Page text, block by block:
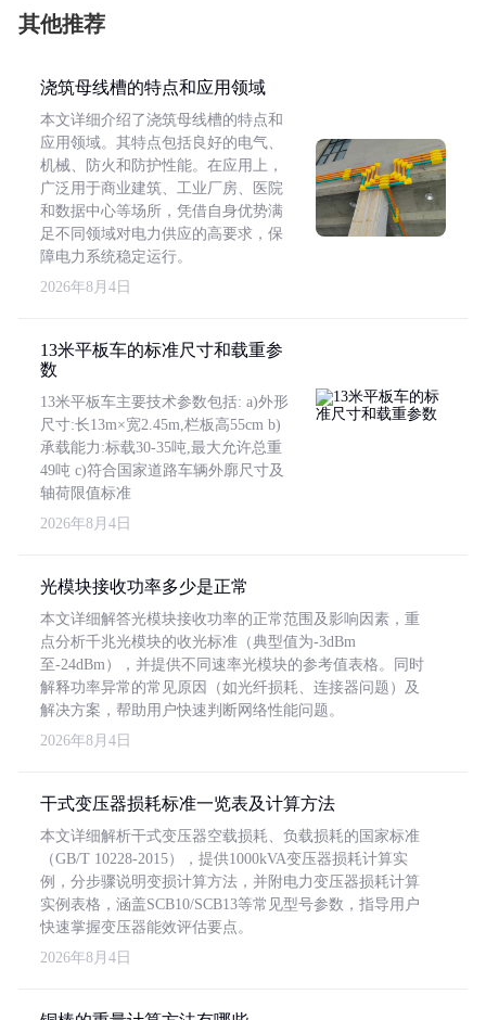
其他推荐
浇筑母线槽的特点和应用领域
本文详细介绍了浇筑母线槽的特点和
应用领域。其特点包括良好的电气、
机械、防火和防护性能。在应用上，
广泛用于商业建筑、工业厂房、医院
和数据中心等场所，凭借自身优势满
足不同领域对电力供应的高要求，保
障电力系统稳定运行。
2026年8月4日
13米平板车的标准尺寸和载重参
数
13米平板车主要技术参数包括: a)外形
尺寸:长13m×宽2.45m,栏板高55cm b)
承载能力:标载30-35吨,最大允许总重
49吨 c)符合国家道路车辆外廓尺寸及
轴荷限值标准
2026年8月4日
光模块接收功率多少是正常
本文详细解答光模块接收功率的正常范围及影响因素，重
点分析千兆光模块的收光标准（典型值为-3dBm
至-24dBm），并提供不同速率光模块的参考值表格。同时
解释功率异常的常见原因（如光纤损耗、连接器问题）及
解决方案，帮助用户快速判断网络性能问题。
2026年8月4日
干式变压器损耗标准一览表及计算方法
本文详细解析干式变压器空载损耗、负载损耗的国家标准
（GB/T 10228-2015），提供1000kVA变压器损耗计算实
例，分步骤说明变损计算方法，并附电力变压器损耗计算
实例表格，涵盖SCB10/SCB13等常见型号参数，指导用户
快速掌握变压器能效评估要点。
2026年8月4日